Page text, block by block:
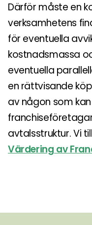
Därför måste en
verksamhetens
för eventuella
kostnadsmassa
eventuella
en rättvisande
av någon som
avtalsstruktur. Vi
Värdering av